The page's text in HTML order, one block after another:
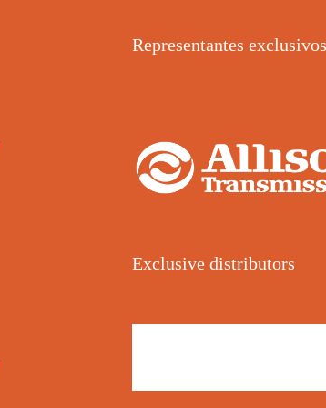
Representantes exclusivos
Exclusive distributors